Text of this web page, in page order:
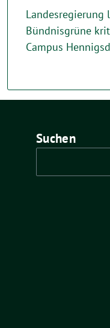
Bündnisgrüne
Campus
Suchen